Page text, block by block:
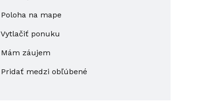
Poloha na mape
Vytlačiť ponuku
Mám záujem
Pridať medzi obľúbené